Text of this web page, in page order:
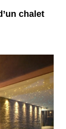
chalet